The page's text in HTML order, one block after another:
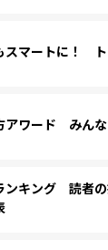
スマートに！
アワード みんな
ンキング 読者